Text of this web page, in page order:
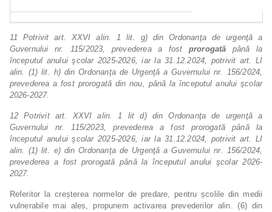
11
Potrivit art. XXVI alin. 1 lit. g) din Ordonanţa de urgenţă a
Guvernului nr. 115/2023, prevederea a fost prorogată până la
începutul anului şcolar 2025-2026, iar la 31.12.2024, potrivit art. LI
alin. (1) lit. h) din Ordonanţa de Urgenţă a Guvernului nr. 156/2024,
prevederea a fost prorogată din nou, până la începutul anului şcolar
2026-2027.
12
Potrivit art. XXVI alin. 1 lit d) din Ordonanţa de urgenţă a
Guvernului nr. 115/2023, prevederea a fost prorogată până la
începutul anului şcolar 2025-2026, iar la 31.12.2024, potrivit art. LI
alin. (1) lit. e) din Ordonanţa de Urgenţă a Guvernului nr. 156/2024,
prevederea a fost prorogată până la începutul anului şcolar 2026-
2027.
Referitor la creșterea normelor de predare, pentru școlile din medii
vulnerabile mai ales, propunem activarea prevederilor alin. (6) din